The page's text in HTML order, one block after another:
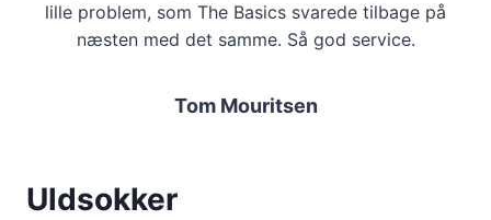
lille problem, som The Basics svarede tilbage på
næsten med det samme. Så god service.
Tom Mouritsen
Uldsokker